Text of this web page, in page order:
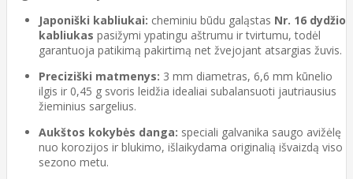
Japoniški kabliukai: cheminiu būdu galąstas Nr. 16 dydžio
kabliukas pasižymi ypatingu aštrumu ir tvirtumu, todėl
garantuoja patikimą pakirtimą net žvejojant atsargias žuvis.
Preciziški matmenys: 3 mm diametras, 6,6 mm kūnelio
ilgis ir 0,45 g svoris leidžia idealiai subalansuoti jautriausius
žieminius sargelius.
Aukštos kokybės danga: speciali galvanika saugo avižėlę
nuo korozijos ir blukimo, išlaikydama originalią išvaizdą viso
sezono metu.